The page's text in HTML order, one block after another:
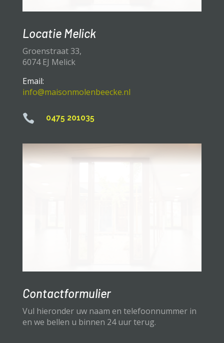
Locatie Melick
Groenstraat 33,
6074 EJ Melick
Email:
info@maisonmolenbeecke.nl
 0475 201035
Contactformulier
Vul hieronder uw naam en telefoonnummer in
en we bellen u binnen 24 uur terug.